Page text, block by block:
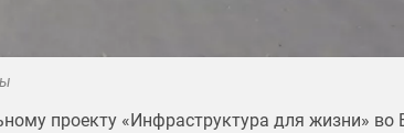
проекту «Инфраструктура для жизни»